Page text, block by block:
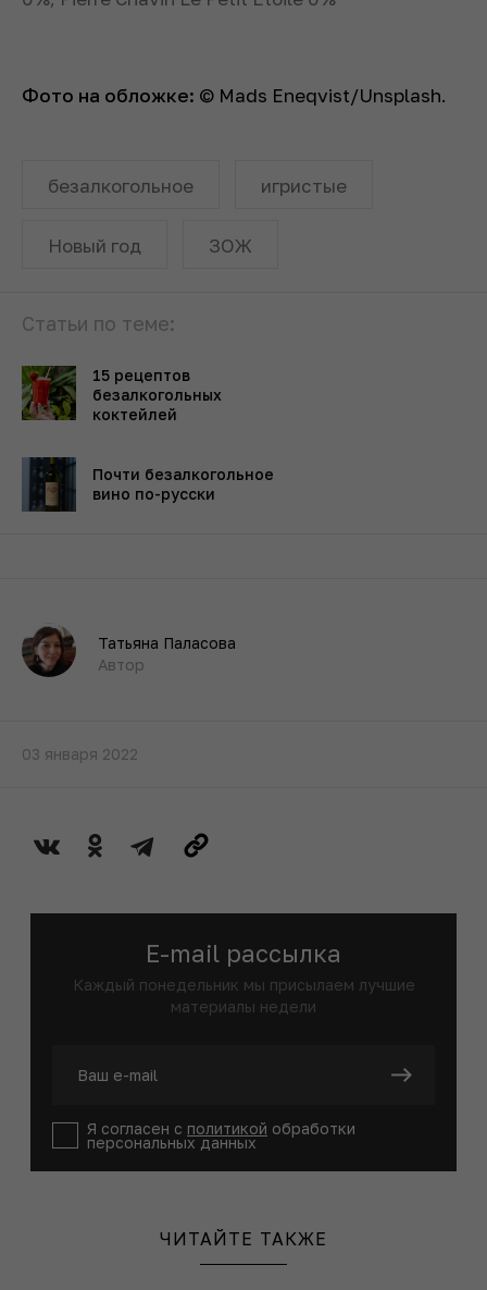
Фото на обложке: © Mads Eneqvist/Unsplash.
безалкогольное игристые
Новый год ЗОЖ
Статьи по теме:
15 рецептов
безалкогольных
коктейлей
Почти безалкогольное
вино по-русски
Татьяна Паласова
Автор
03 января 2022
E-mail рассылка
Каждый понедельник мы присылаем лучшие
материалы недели
Я согласен с политикой обработки
персональных данных
ЧИТАЙТЕ ТАКЖЕ